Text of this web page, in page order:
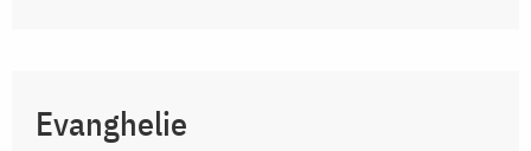
Evanghelie